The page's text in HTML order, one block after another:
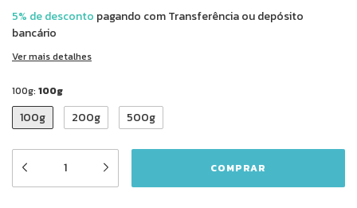
5% de desconto pagando com Transferência ou depósito
bancário
Ver mais detalhes
100g: 100g
100g 200g 500g